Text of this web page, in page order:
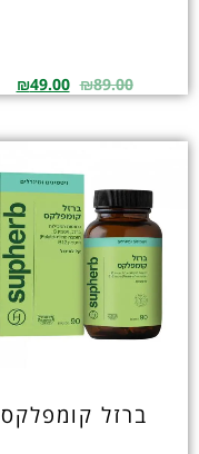
₪89.00
₪49.00
ברזל קומפלקס